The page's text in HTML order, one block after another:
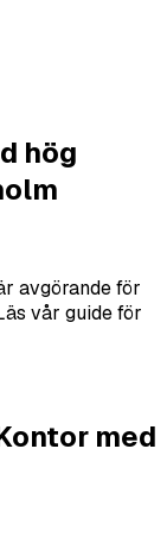
hög
avgörande för
vår guide för
med